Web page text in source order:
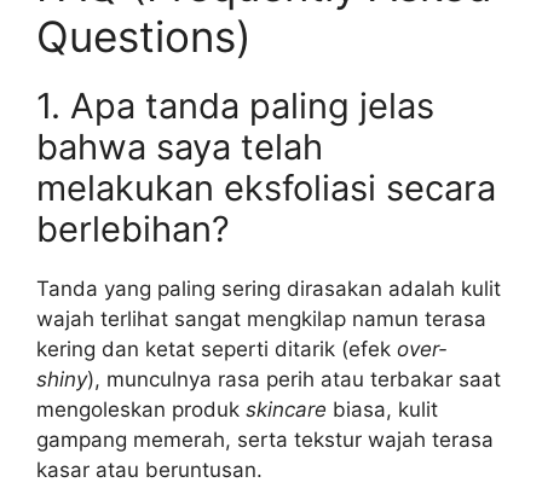
Questions)
1. Apa tanda paling jelas
bahwa saya telah
melakukan eksfoliasi secara
berlebihan?
Tanda yang paling sering dirasakan adalah kulit
wajah terlihat sangat mengkilap namun terasa
kering dan ketat seperti ditarik (efek over-
shiny), munculnya rasa perih atau terbakar saat
mengoleskan produk skincare biasa, kulit
gampang memerah, serta tekstur wajah terasa
kasar atau beruntusan.